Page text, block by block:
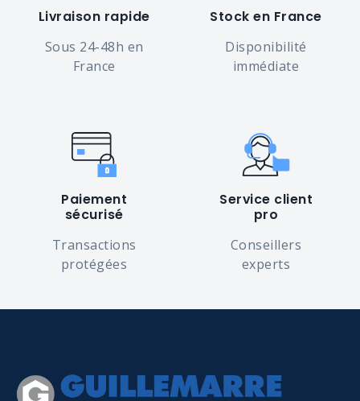
Livraison rapide
Sous 24-48h en
France
Stock en France
Disponibilité
immédiate
Paiement
sécurisé
Transactions
protégées
Service client
pro
Conseillers
experts